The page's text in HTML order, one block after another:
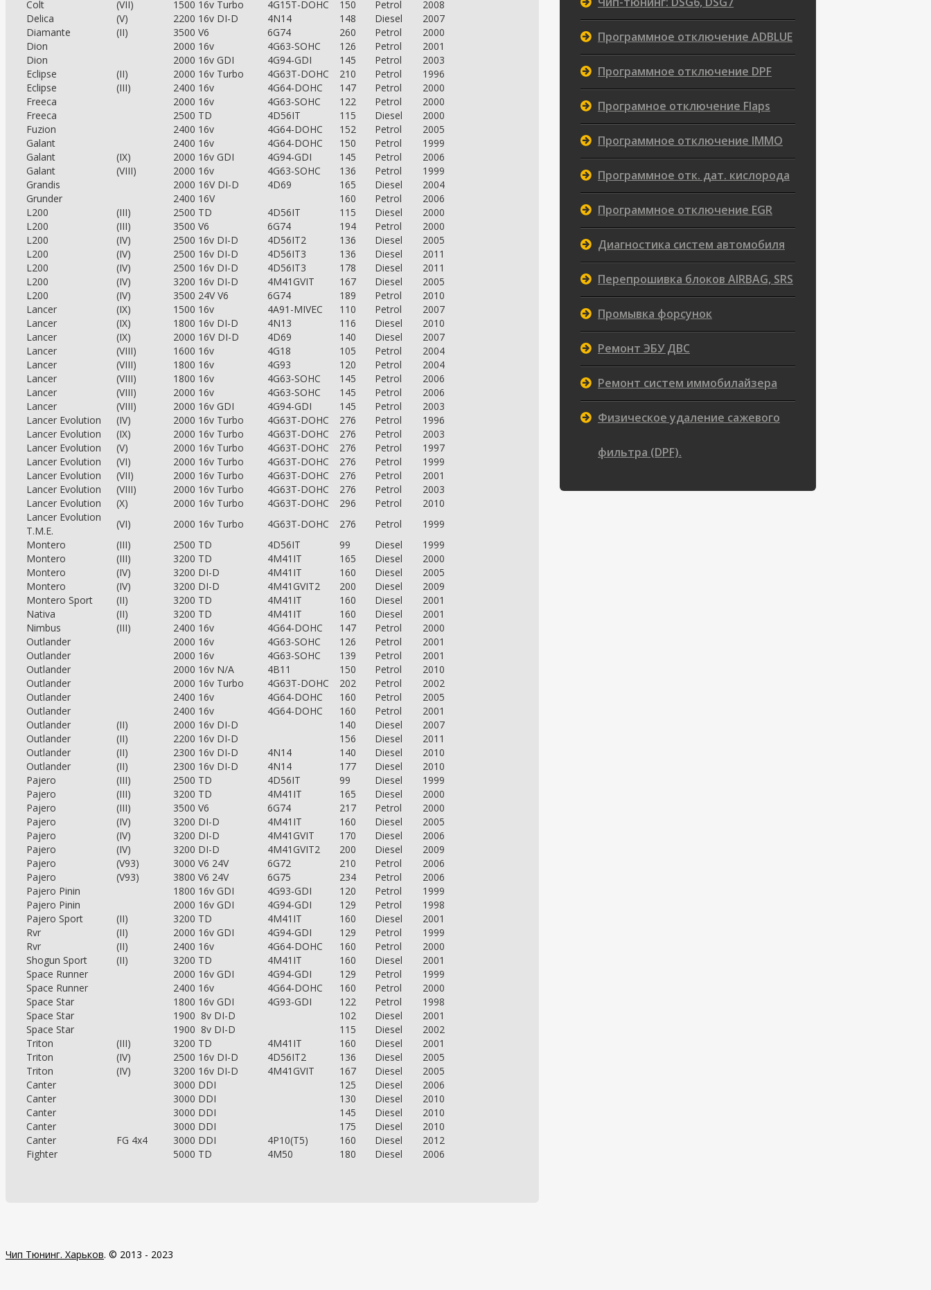
Colt
(VII) 1500 16v Turbo 4G15T-DOHC 150 Petrol
2008
Delica
(V) 2200 16v DI-D 4N14 148 Diesel
2007
Diamante
(II) 3500 V6 6G74 260 Petrol
2000
Dion
2000 16v 4G63-SOHC 126 Petrol
2001
Dion
2000 16v GDI 4G94-GDI 145 Petrol
2003
Eclipse
(II) 2000 16v Turbo 4G63T-DOHC 210 Petrol
1996
Eclipse
(III) 2400 16v 4G64-DOHC 147 Petrol
2000
Freeca
2000 16v 4G63-SOHC 122 Petrol
2000
Freeca
2500 TD 4D56IT 115 Diesel
2000
Fuzion
2400 16v 4G64-DOHC 152 Petrol
2005
Galant
2400 16v 4G64-DOHC 150 Petrol
1999
Galant
(IX) 2000 16v GDI 4G94-GDI 145 Petrol
2006
Galant
(VIII) 2000 16v 4G63-SOHC 136 Petrol
1999
Grandis
2000 16V DI-D 4D69 165 Diesel
2004
Grunder
2400 16V 160 Petrol
2006
L200
(III) 2500 TD 4D56IT 115 Diesel
2000
L200
(III) 3500 V6 6G74 194 Petrol
2000
L200
(IV) 2500 16v DI-D 4D56IT2 136 Diesel
2005
L200
(IV) 2500 16v DI-D 4D56IT3 136 Diesel
2011
L200
(IV) 2500 16v DI-D 4D56IT3 178 Diesel
2011
L200
(IV) 3200 16v DI-D 4M41GVIT 167 Diesel
2005
L200
(IV) 3500 24V V6 6G74 189 Petrol
2010
Lancer
(IX) 1500 16v 4A91-MIVEC 110 Petrol
2007
Lancer
(IX) 1800 16v DI-D 4N13 116 Diesel
2010
Lancer
(IX) 2000 16V DI-D 4D69 140 Diesel
2007
Lancer
(VIII) 1600 16v 4G18 105 Petrol
2004
Lancer
(VIII) 1800 16v 4G93 120 Petrol
2004
Lancer
(VIII) 1800 16v 4G63-SOHC 145 Petrol
2006
Lancer
(VIII) 2000 16v 4G63-SOHC 145 Petrol
2006
Lancer
(VIII) 2000 16v GDI 4G94-GDI 145 Petrol
2003
Lancer Evolution
(IV) 2000 16v Turbo 4G63T-DOHC 276 Petrol
1996
Lancer Evolution
(IX) 2000 16v Turbo 4G63T-DOHC 276 Petrol
2003
Lancer Evolution
(V) 2000 16v Turbo 4G63T-DOHC 276 Petrol
1997
Lancer Evolution
(VI) 2000 16v Turbo 4G63T-DOHC 276 Petrol
1999
Lancer Evolution
(VII) 2000 16v Turbo 4G63T-DOHC 276 Petrol
2001
Lancer Evolution
(VIII) 2000 16v Turbo 4G63T-DOHC 276 Petrol
2003
Lancer Evolution
(X) 2000 16v Turbo 4G63T-DOHC 296 Petrol
2010
Lancer Evolution
T.M.E.
(VI) 2000 16v Turbo 4G63T-DOHC 276 Petrol
1999
Montero
(III) 2500 TD 4D56IT 99 Diesel
1999
Montero
(III) 3200 TD 4M41IT 165 Diesel
2000
Montero
(IV) 3200 DI-D 4M41IT 160 Diesel
2005
Montero
(IV) 3200 DI-D 4M41GVIT2 200 Diesel
2009
Montero Sport
(II) 3200 TD 4M41IT 160 Diesel
2001
Nativa
(II) 3200 TD 4M41IT 160 Diesel
2001
Nimbus
(III) 2400 16v 4G64-DOHC 147 Petrol
2000
Outlander
2000 16v 4G63-SOHC 126 Petrol
2001
Outlander
2000 16v 4G63-SOHC 139 Petrol
2001
Outlander
2000 16v N/A 4B11 150 Petrol
2010
Outlander
2000 16v Turbo 4G63T-DOHC 202 Petrol
2002
Outlander
2400 16v 4G64-DOHC 160 Petrol
2005
Outlander
2400 16v 4G64-DOHC 160 Petrol
2001
Outlander
(II) 2000 16v DI-D 140 Diesel
2007
Outlander
(II) 2200 16v DI-D 156 Diesel
2011
Outlander
(II) 2300 16v DI-D 4N14 140 Diesel
2010
Outlander
(II) 2300 16v DI-D 4N14 177 Diesel
2010
Pajero
(III) 2500 TD 4D56IT 99 Diesel
1999
Pajero
(III) 3200 TD 4M41IT 165 Diesel
2000
Pajero
(III) 3500 V6 6G74 217 Petrol
2000
Pajero
(IV) 3200 DI-D 4M41IT 160 Diesel
2005
Pajero
(IV) 3200 DI-D 4M41GVIT 170 Diesel
2006
Pajero
(IV) 3200 DI-D 4M41GVIT2 200 Diesel
2009
Pajero
(V93) 3000 V6 24V 6G72 210 Petrol
2006
Pajero
(V93) 3800 V6 24V 6G75 234 Petrol
2006
Pajero Pinin
1800 16v GDI 4G93-GDI 120 Petrol
1999
Pajero Pinin
2000 16v GDI 4G94-GDI 129 Petrol
1998
Pajero Sport
(II) 3200 TD 4M41IT 160 Diesel
2001
Rvr
(II) 2000 16v GDI 4G94-GDI 129 Petrol
1999
Rvr
(II) 2400 16v 4G64-DOHC 160 Petrol
2000
Shogun Sport
(II) 3200 TD 4M41IT 160 Diesel
2001
Space Runner
2000 16v GDI 4G94-GDI 129 Petrol
1999
Space Runner
2400 16v 4G64-DOHC 160 Petrol
2000
Space Star
1800 16v GDI 4G93-GDI 122 Petrol
1998
Space Star
1900 8v DI-D 102 Diesel
2001
Space Star
1900 8v DI-D 115 Diesel
2002
Triton
(III) 3200 TD 4M41IT 160 Diesel
2001
Triton
(IV) 2500 16v DI-D 4D56IT2 136 Diesel
2005
Triton
(IV) 3200 16v DI-D 4M41GVIT 167 Diesel
2005
Canter
3000 DDI 125 Diesel
2006
Canter
3000 DDI 130 Diesel
2010
Canter
3000 DDI 145 Diesel
2010
Canter
3000 DDI 175 Diesel
2010
Canter
FG 4x4 3000 DDI 4P10(T5) 160 Diesel
2012
Fighter
5000 TD 4M50 180 Diesel 2006
Программное отключение ADBLUE
Программное отключение DPF
Програмное отключение Flaps
Программное отключение IMMO
Программное отк. дат. кислорода
Программное отключение EGR
Диагностика систем автомобиля
Перепрошивка блоков AIRBAG, SRS
Промывка форсунок
Ремонт ЭБУ ДВС
Ремонт систем иммобилайзера
Физическое удаление сажевого
фильтра (DPF).
Чип Тюнинг. Харьков. © 2013 - 2023